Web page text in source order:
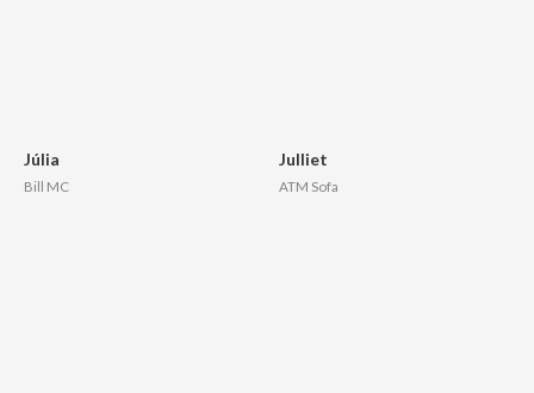
Júlia
Bill MC
Julliet
ATM Sofa